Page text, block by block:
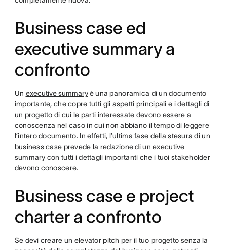
Business case ed
executive summary a
confronto
Un executive summaryè una panoramica di un documento
importante, che copre tutti gli aspetti principali e i dettagli di
un progetto di cui le parti interessate devono essere a
conoscenza nel caso in cui non abbiano il tempo di leggere
l’intero documento. In effetti, l’ultima fase della stesura di un
business case prevede la redazione di un executive
summary con tutti i dettagli importanti che i tuoi stakeholder
devono conoscere.
Business case e project
charter a confronto
Se devi creare un elevator pitch per il tuo progetto senza la